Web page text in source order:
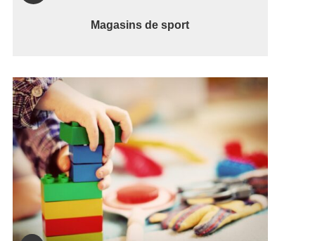
Magasins de sport